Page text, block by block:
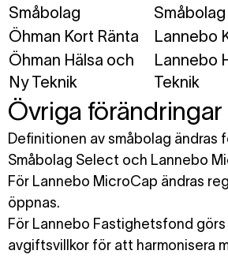
Småbolag
Småbolag
Öhman Kort Ränta
Lannebo
Öhman Hälsa och
Ny Teknik
Lannebo
Teknik
Övriga förändringar
Definitionen av småbolag ändras
Småbolag Select och Lannebo
För Lannebo MicroCap ändras
öppnas.
För Lannebo Fastighetsfond
avgiftsvillkor för att harmonisera